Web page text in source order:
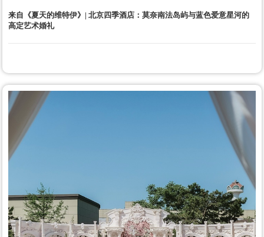
来自《夏天的维特伊》| 北京四季酒店：莫奈南法岛屿与蓝色爱意星河的
高定艺术婚礼